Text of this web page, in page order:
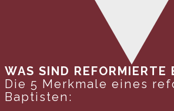
WAS SIND REFORMIERTE
Die 5 Merkmale eines
Baptisten: